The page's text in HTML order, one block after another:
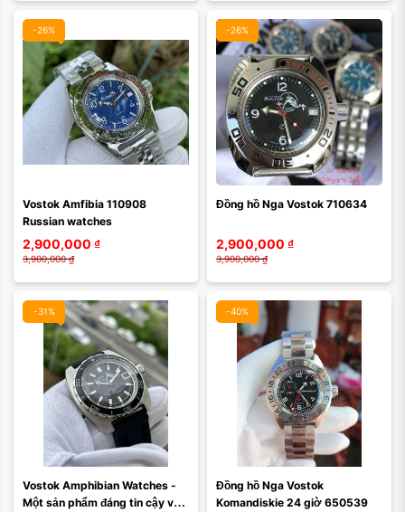
-26%
Vostok Amfibia 110908
Russian watches
2,900,000 ₫
3,900,000 ₫
-26%
Đồng hồ Nga Vostok 710634
2,900,000 ₫
3,900,000 ₫
-31%
Vostok Amphibian Watches -
Một sản phẩm đáng tin cậy và
-40%
Đồng hồ Nga Vostok
Komandiskie 24 giờ 650539
Màu mặt:
Xóa
Màu mặt:
Xóa